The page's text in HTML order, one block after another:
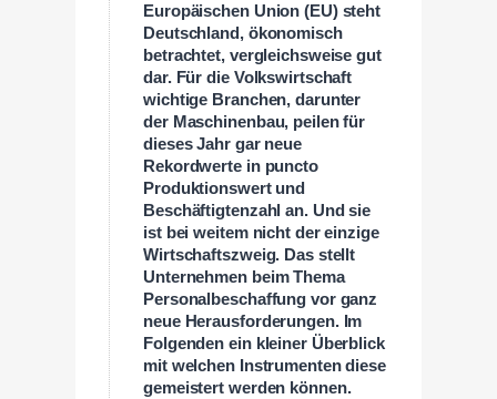
Europäischen Union (EU) steht
Deutschland, ökonomisch
betrachtet, vergleichsweise gut
dar. Für die Volkswirtschaft
wichtige Branchen, darunter
der Maschinenbau, peilen für
dieses Jahr gar neue
Rekordwerte in puncto
Produktionswert und
Beschäftigtenzahl an. Und sie
ist bei weitem nicht der einzige
Wirtschaftszweig. Das stellt
Unternehmen beim Thema
Personalbeschaffung vor ganz
neue Herausforderungen. Im
Folgenden ein kleiner Überblick
mit welchen Instrumenten diese
gemeistert werden können.